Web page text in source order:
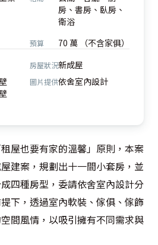
房、書房、臥房、
衛浴
預算 70 萬 （不含家俱）
房屋狀況新成屋
圖片提供依舍室內設計
屋也要有家的溫馨」原則，本案
建案，規劃出十一間小套房，並
四種房型，委請依舍室內設計分
下，透過室內軟裝、傢俱、傢飾
間風情，以吸引擁有不同需求與